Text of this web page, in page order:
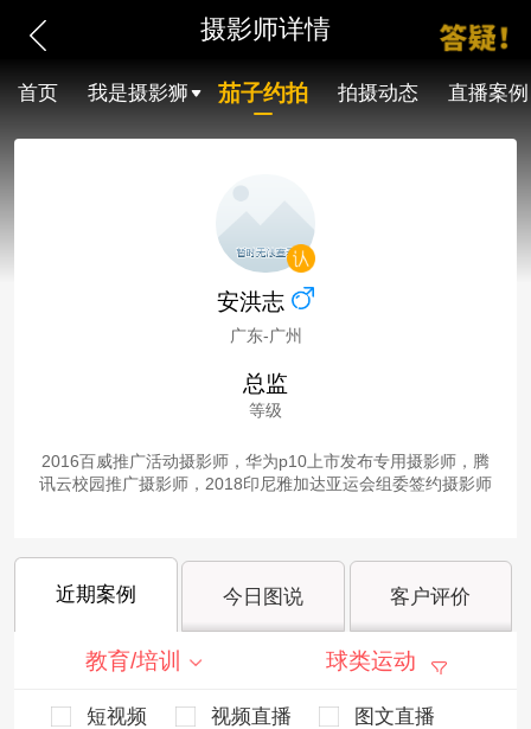
摄影师详情
首页 我是摄影狮 茄子约拍 拍摄动态 直播案例
安洪志
广东-广州
总监
等级
2016百威推广活动摄影师，华为p10上市发布专用摄影师，腾
讯云校园推广摄影师，2018印尼雅加达亚运会组委签约摄影师
近期案例 今日图说 客户评价
教育/培训 球类运动
短视频 视频直播
图文直播